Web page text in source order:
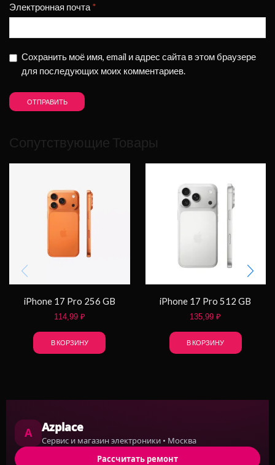
Электронная почта *
Сохранить моё имя, email и адрес сайта в этом браузере
для последующих моих комментариев.
Сопутствующие Товары
iPhone 17 Pro 256 GB
114,99 ₽
В КОРЗИНУ
iPhone 17 Pro 512 GB
135,99₽
В КОРЗИНУ
A Azplace
Сервис и магазин электроники • Москва
Рассчитать ремонт